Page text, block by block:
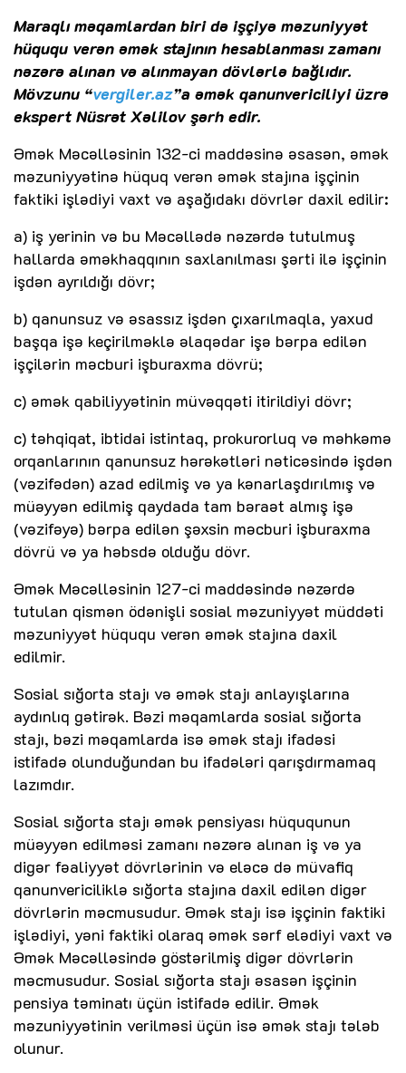
Maraqlı məqamlardan biri də işçiyə məzuniyyət
hüququ verən əmək stajının hesablanması zamanı
nəzərə alınan və alınmayan dövlərlə bağlıdır.
Mövzunu “vergiler.az”a əmək qanunvericiliyi üzrə
ekspert Nüsrət Xəlilov şərh edir.
Əmək Məcəlləsinin 132-ci maddəsinə əsasən, əmək
məzuniyyətinə hüquq verən əmək stajına işçinin
faktiki işlədiyi vaxt və aşağıdakı dövrlər daxil edilir:
a) iş yerinin və bu Məcəllədə nəzərdə tutulmuş
hallarda əməkhaqqının saxlanılması şərti ilə işçinin
işdən ayrıldığı dövr;
b) qanunsuz və əsassız işdən çıxarılmaqla, yaxud
başqa işə keçirilməklə əlaqədar işə bərpa edilən
işçilərin məcburi işburaxma dövrü;
c) əmək qabiliyyətinin müvəqqəti itirildiyi dövr;
c) təhqiqat, ibtidai istintaq, prokurorluq və məhkəmə
orqanlarının qanunsuz hərəkətləri nəticəsində işdən
(vəzifədən) azad edilmiş və ya kənarlaşdırılmış və
müəyyən edilmiş qaydada tam bəraət almış işə
(vəzifəyə) bərpa edilən şəxsin məcburi işburaxma
dövrü və ya həbsdə olduğu dövr.
Əmək Məcəlləsinin 127-ci maddəsində nəzərdə
tutulan qismən ödənişli sosial məzuniyyət müddəti
məzuniyyət hüququ verən əmək stajına daxil
edilmir.
Sosial sığorta stajı və əmək stajı anlayışlarına
aydınlıq gətirək. Bəzi məqamlarda sosial sığorta
stajı, bəzi məqamlarda isə əmək stajı ifadəsi
istifadə olunduğundan bu ifadələri qarışdırmamaq
lazımdır.
Sosial sığorta stajı əmək pensiyası hüququnun
müəyyən edilməsi zamanı nəzərə alınan iş və ya
digər fəaliyyət dövrlərinin və eləcə də müvafiq
qanunvericiliklə sığorta stajına daxil edilən digər
dövrlərin məcmusudur. Əmək stajı isə işçinin faktiki
işlədiyi, yəni faktiki olaraq əmək sərf elədiyi vaxt və
Əmək Məcəlləsində göstərilmiş digər dövrlərin
məcmusudur. Sosial sığorta stajı əsasən işçinin
pensiya təminatı üçün istifadə edilir. Əmək
məzuniyyətinin verilməsi üçün isə əmək stajı tələb
olunur.